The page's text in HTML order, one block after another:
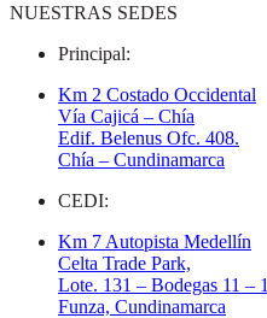
NUESTRAS SEDES
Principal:
Km 2 Costado Occidental
Vía Cajicá – Chía
Edif. Belenus Ofc. 408.
Chía – Cundinamarca
CEDI:
Km 7 Autopista Medellín
Celta Trade Park,
Lote. 131 – Bodegas 11 – 1
Funza, Cundinamarca